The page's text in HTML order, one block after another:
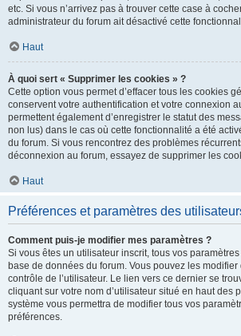
etc. Si vous n’arrivez pas à trouver cette case à
administrateur du forum ait désactivé cette
Haut
À quoi sert « Supprimer les cookies » ?
Cette option vous permet d’effacer tous les cookies
conservent votre authentification et votre connexion
permettent également d’enregistrer le statut des
non lus) dans le cas où cette fonctionnalité a été
du forum. Si vous rencontrez des problèmes
déconnexion au forum, essayez de supprimer les
Haut
Préférences et paramètres des
Comment puis-je modifier mes paramètres ?
Si vous êtes un utilisateur inscrit, tous vos
base de données du forum. Vous pouvez les
contrôle de l’utilisateur. Le lien vers ce dernier se
cliquant sur votre nom d’utilisateur situé en haut des
système vous permettra de modifier tous vos
préférences.